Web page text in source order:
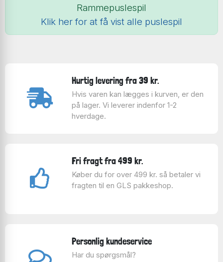
Rammepuslespil
Klik her for at få vist alle puslespil
Hurtig levering fra 39 kr.
Hvis varen kan lægges i kurven, er den
på lager. Vi leverer indenfor 1-2
hverdage.
Fri fragt fra 499 kr.
Køber du for over 499 kr. så betaler vi
fragten til en GLS pakkeshop.
Personlig kundeservice
Har du spørgsmål?